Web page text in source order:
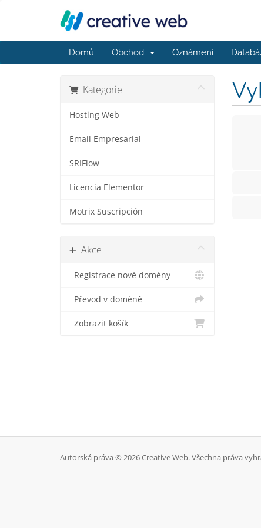
Domů Obchod Oznámení
Kategorie
Hosting Web
Email Empresarial
SRIFlow
Licencia Elementor
Motrix Suscripción
Akce
Registrace nové domény
Převod v doméně
Zobrazit košík
Autorská práva © 2026 Creative Web. Všechna práva